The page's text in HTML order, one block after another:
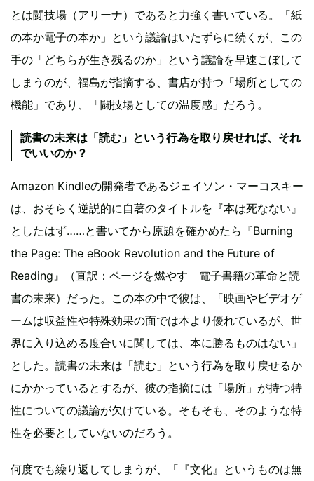
とは闘技場（アリーナ）であると力強く書いている。「紙
の本か電子の本か」という議論はいたずらに続くが、この
手の「どちらが生き残るのか」という議論を早速こぼして
しまうのが、福島が指摘する、書店が持つ「場所としての
機能」であり、「闘技場としての温度感」だろう。
読書の未来は「読む」という行為を取り戻せれば、それ
でいいのか？
Amazon Kindleの開発者であるジェイソン・マーコスキー
は、おそらく逆説的に自著のタイトルを『本は死なない』
としたはず……と書いてから原題を確かめたら『Burning
the Page: The eBook Revolution and the Future of
Reading』（直訳：ページを燃やす 電子書籍の革命と読
書の未来）だった。この本の中で彼は、「映画やビデオゲ
ームは収益性や特殊効果の面では本より優れているが、世
界に入り込める度合いに関しては、本に勝るものはない」
とした。読書の未来は「読む」という行為を取り戻せるか
にかかっているとするが、彼の指摘には「場所」が持つ特
性についての議論が欠けている。そもそも、そのような特
性を必要としていないのだろう。
何度でも繰り返してしまうが、「『文化』というものは無